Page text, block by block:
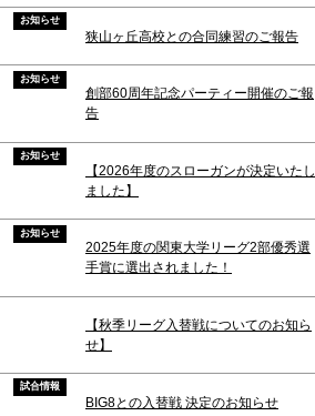
お知らせ
狭山ヶ丘高校との合同練習のご報告
お知らせ
創部60周年記念パーティー開催のご報
告
お知らせ
【2026年度のスローガンが決定いたし
ました】
お知らせ
2025年度の関東大学リーグ2部優秀選
手賞に選出されました！
【秋季リーグ入替戦についてのお知ら
せ】
試合情報
BIG8との入替戦 決定のお知らせ